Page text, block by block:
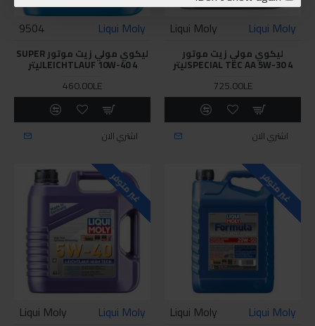
Liqui Moly
Liqui Moly
ليكوي مولي زيت موتور
SPECIAL TEC AA 5W-30 4ليتر
725.00LE
اشتري الان
Liqui Moly
9504
ليكوي مولي زيت موتور SUPER
LEICHTLAUF 10W-40 4ليتر
460.00LE
اشتري الان
غير متوفر
Liqui Moly
Liqui Moly
غير متوفر
Liqui Moly
Liqui Moly